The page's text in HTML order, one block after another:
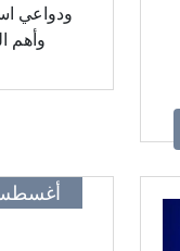
ودواعي
وأهم
مجموعة
أغسطس